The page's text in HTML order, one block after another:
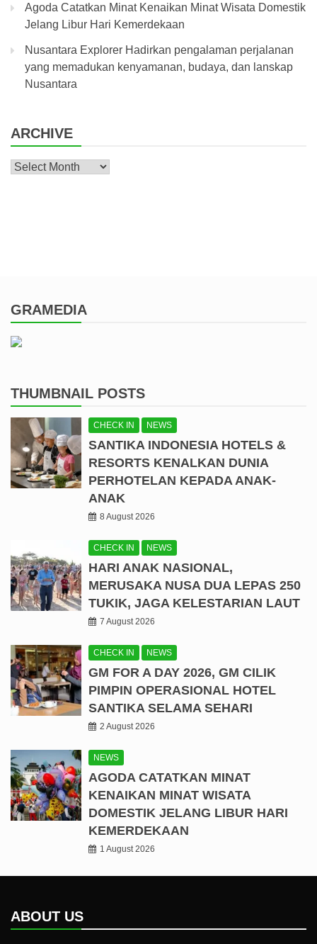
Agoda Catatkan Minat Kenaikan Minat Wisata Domestik
Jelang Libur Hari Kemerdekaan
Nusantara Explorer Hadirkan pengalaman perjalanan
yang memadukan kenyamanan, budaya, dan lanskap
Nusantara
ARCHIVE
Archive
GRAMEDIA
THUMBNAIL POSTS
CHECK IN NEWS
SANTIKA INDONESIA HOTELS &
RESORTS KENALKAN DUNIA
PERHOTELAN KEPADA ANAK-
ANAK
8 August 2026
CHECK IN NEWS
HARI ANAK NASIONAL,
MERUSAKA NUSA DUA LEPAS 250
TUKIK, JAGA KELESTARIAN LAUT
7 August 2026
CHECK IN NEWS
GM FOR A DAY 2026, GM CILIK
PIMPIN OPERASIONAL HOTEL
SANTIKA SELAMA SEHARI
2 August 2026
NEWS
AGODA CATATKAN MINAT
KENAIKAN MINAT WISATA
DOMESTIK JELANG LIBUR HARI
KEMERDEKAAN
1 August 2026
ABOUT US